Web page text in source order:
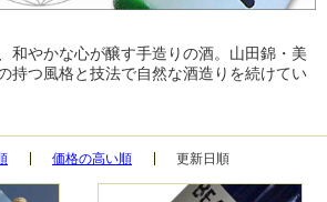
和やかな心が醸す手造りの酒。山田錦・美
持つ風格と技法で自然な酒造りを続けてい
価格の高い順 更新日順